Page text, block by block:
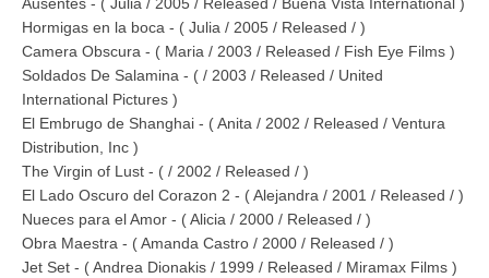
Hormigas en la boca - ( Julia / 2005 / Released / )
Camera Obscura - ( Maria / 2003 / Released / Fish Eye Films )
Soldados De Salamina - ( / 2003 / Released / United
International Pictures )
El Embrugo de Shanghai - ( Anita / 2002 / Released / Ventura
Distribution, Inc )
The Virgin of Lust - ( / 2002 / Released / )
El Lado Oscuro del Corazon 2 - ( Alejandra / 2001 / Released / )
Nueces para el Amor - ( Alicia / 2000 / Released / )
Obra Maestra - ( Amanda Castro / 2000 / Released / )
Jet Set - ( Andrea Dionakis / 1999 / Released / Miramax Films )